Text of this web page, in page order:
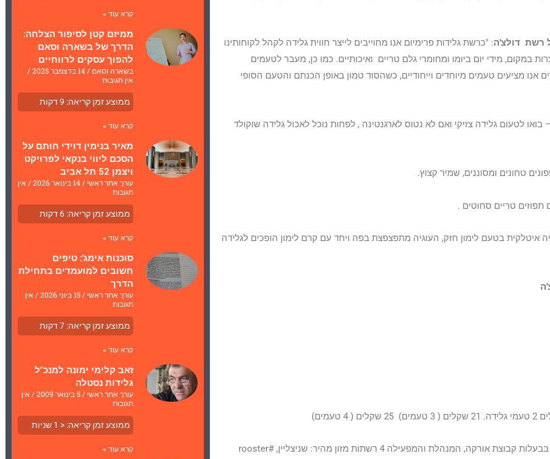
רשת דולצ'ה: "כרשת גלידות פרימיום אנו מחוייבים לייצר חווית גלידה לקהל לקוחותינו
במקום, מידי יום ביומו ומחומרי גלם טריים ואיכותיים. כמו כן, מעבר לטעמים
אנו מציעים טעמים מיוחדים וייחודיים, כשהסוד טמון באופן הכנתם והטעם הסופי
בואו לטעום גלידה צזיקי ואם לא נטוס לארגנטינה , לפחות נוכל לאכול גלידה שוקולד
טחונים ומסוננים, שמיר קצוץ.
טריים סחוטים .
איטלקית בטעם לימון חזק, העוגיה מתפצפצת בפה ויחד עם קרם לימון הופכים לגלידה
רשת הגלידות דולצ'ה היא בבעלות קבוצת אורקה, המנהלת והמפעילה 4 רשתות מזון מהיר: שניצליין, #rooster
קרא עוד »
ממיזם קטן לסיפור הצלחה:
הדרך של בשארה וסאם
להפוך עסקים לרווחיים
בשארה וסאם 14 בדצמבר 2025
אין תגובות
ממוצע זמן קריאה: 9דקות
קרא עוד »
מאיר בנימין דוידי חותם על
הסכם ליווי בנקאי לפרויקט
ויצמן 52 תל אביב
עורך אתר ראשי 14 בינואר 2026
אין
תגובות
ממוצע זמן קריאה: 6 דקות
קרא עוד »
סוכנות אימג': טיפים
חשובים למועמדים בתחילת
הדרך
עורך אתר ראשי 15 ביוני 2026
אין
תגובות
ממוצע זמן קריאה: 7דקות
קרא עוד »
זאב קלימי ימונה למנכ"ל
גלידות נסטלה
עורך אתר ראשי 5 בינואר 2009
אין
תגובות
ממוצע זמן קריאה: < 1 שניות
קרא עוד »